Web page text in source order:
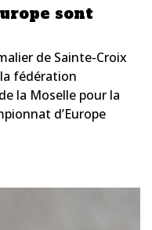
sont
de Sainte-Croix
fédération
la Moselle pour la
d’Europe